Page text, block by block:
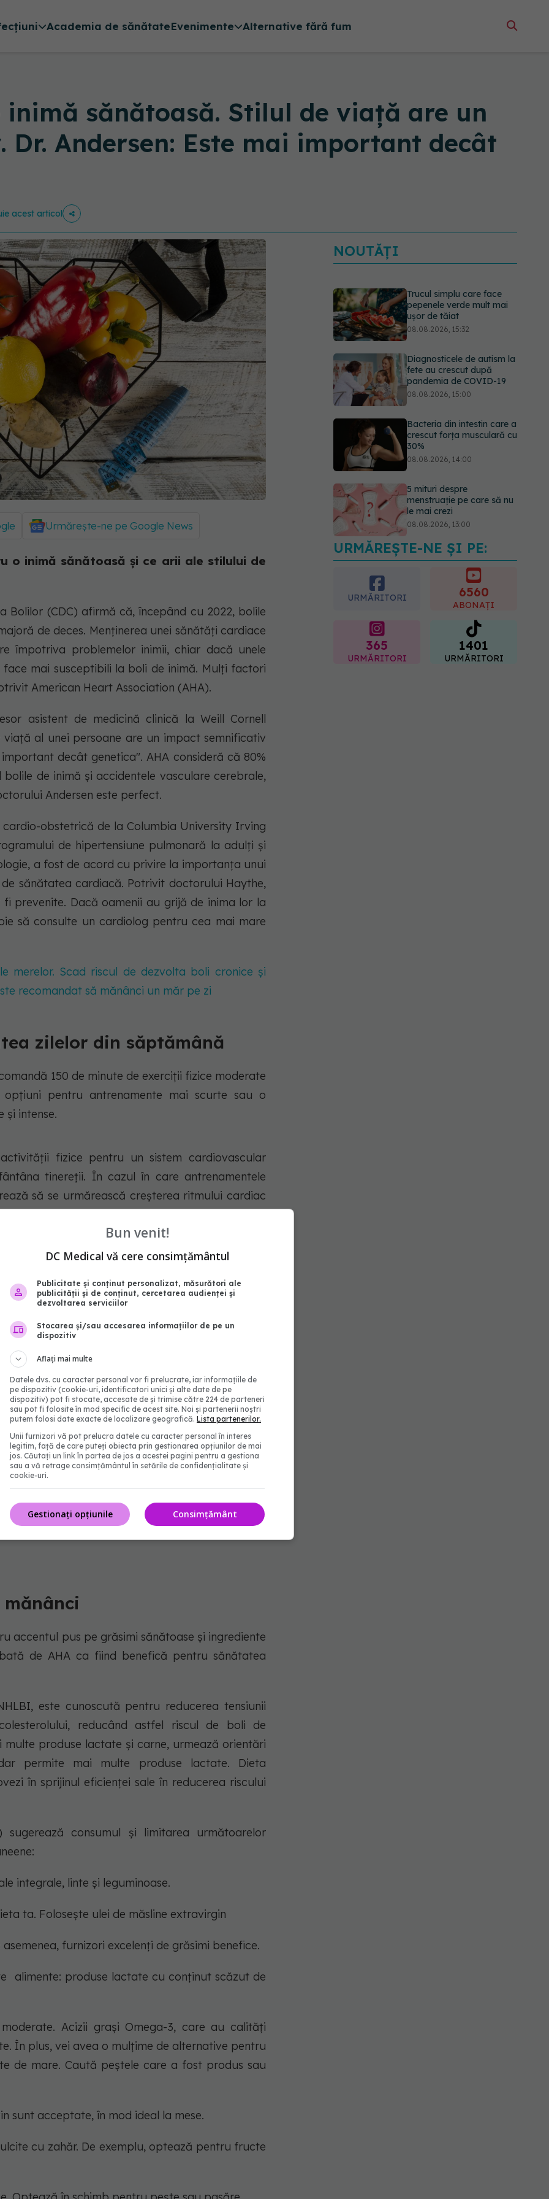
Academia de sănătateEvenimente Alternative fără fum
sănătoasă. Stilul de viață are un
Andersen: Este mai important decât
acest articol
Urmărește-ne pe Google News
o inimă sănătoasă și ce arii ale stilului de
Bolilor (CDC) afirmă că, începând cu 2022, bolile
de deces. Menținerea unei sănătăți cardiace
împotriva problemelor inimii, chiar dacă unele
mai susceptibili la boli de inimă. Mulți factori
American Heart Association (AHA).
asistent de medicină clinică la Weill Cornell
al unei persoane are un impact semnificativ
decât genetica". AHA consideră că 80%
de inimă și accidentele vasculare cerebrale,
Andersen este perfect.
obstetrică de la Columbia University Irving
de hipertensiune pulmonară la adulți și
a fost de acord cu privire la importanța unui
sănătatea cardiacă. Potrivit doctorului Haythe,
prevenite. Dacă oamenii au grijă de inima lor la
să consulte un cardiolog pentru cea mai mare
merelor. Scad riscul de dezvolta boli cronice și
recomandat să mănânci un măr pe zi
zilelor din săptămână
150 de minute de exerciții fizice moderate
pentru antrenamente mai scurte sau o
și intense.
fizice pentru un sistem cardiovascular
tinereții. În cazul în care antrenamentele
să se urmărească creșterea ritmului cardiac
sănătoasă
pentru ca medicii să verifice dacă există
tensiunea arterială. Tensiunea arterială
arterială, poate duce la boli de inimă
să urmezi recomandările medicilor, inclusiv
este esențială, iar o manșetă pentru tensiune
monitorizarea regulată a tensiunii arteriale.
esențială pentru a menține o stare de sănătate
și întărește sistemul imunitar. Cum poți să
accentul pus pe grăsimi sănătoase și ingrediente
de AHA ca fiind benefică pentru sănătatea
este cunoscută pentru reducerea tensiunii
reducând astfel riscul de boli de
multe produse lactate și carne, urmează orientări
permite mai multe produse lactate. Dieta
în sprijinul eficienței sale în reducerea riscului
consumul și limitarea următoarelor
integrale, linte și leguminoase.
ta. Folosește ulei de măsline extravirgin
furnizori excelenți de grăsimi benefice.
alimente: produse lactate cu conținut scăzut de
Acizii grași Omega-3, care au calități
În plus, vei avea o mulțime de alternative pentru
de mare. Caută peștele care a fost produs sau
sunt acceptate, în mod ideal la mese.
cu zahăr. De exemplu, optează pentru fructe
NOUTĂȚI
Trucul simplu care face
pepenele verde mult mai
ușor de tăiat
08.08.2026, 15:32
Diagnosticele de autism la
fete au crescut după
pandemia de COVID-19
08.08.2026, 15:00
Bacteria din intestin care a
crescut forța musculară cu
30%
08.08.2026, 14:00
5 mituri despre
menstruație pe care să nu
le mai crezi
08.08.2026, 13:00
Medicamentul folosit de
peste 60 de ani care
acționează într-un loc
08.08.2026, 16:00
URMĂREȘTE-NE ȘI PE:
URMĂRITORI 6560
ABONAȚI
365
URMĂRITORI
1401
URMĂRITORI
Bun venit!
DC Medical vă cere consimțământul
Publicitate și conținut personalizat, măsurători ale
publicității și de conținut, cercetarea audienței și
dezvoltarea serviciilor
Stocarea și/sau accesarea informațiilor de pe un
dispozitiv
Aflați mai multe
Datele dvs. cu caracter personal vor fi prelucrate, iar informațiile de
pe dispozitiv (cookie-uri, identificatori unici și alte date de pe
dispozitiv) pot fi stocate, accesate de și trimise către 224 de parteneri
sau pot fi folosite în mod specific de acest site. Noi și partenerii noștri
putem folosi date exacte de localizare geografică. Lista partenerilor.
Unii furnizori vă pot prelucra datele cu caracter personal în interes
legitim, față de care puteți obiecta prin gestionarea opțiunilor de mai
jos. Căutați un link în partea de jos a acestei pagini pentru a gestiona
sau a vă retrage consimțământul în setările de confidențialitate și
cookie-uri.
Consimțământ
Gestionați opțiunile